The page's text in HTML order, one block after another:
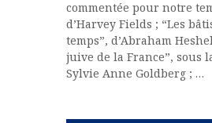
commentée pour notre
d’Harvey Fields ; “Les
temps”, d’Abraham
juive de la France”, sous
Sylvie Anne Goldberg ; …